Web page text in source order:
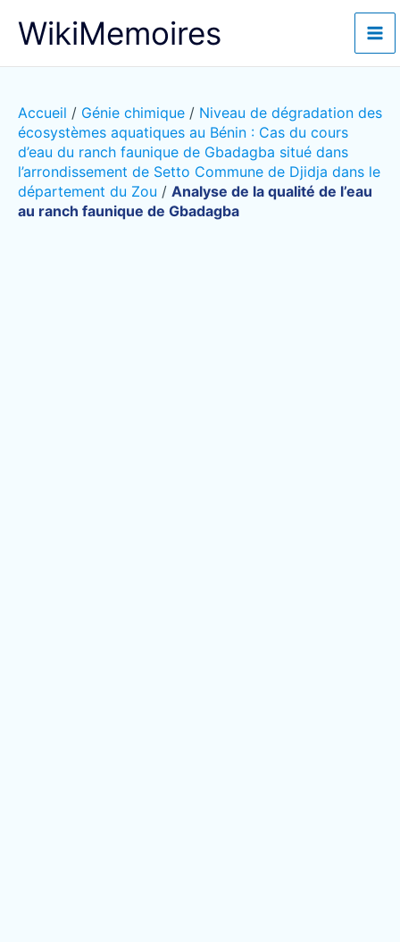
WikiMemoires
Accueil / Génie chimique / Niveau de dégradation des
écosystèmes aquatiques au Bénin : Cas du cours
d’eau du ranch faunique de Gbadagba situé dans
l’arrondissement de Setto Commune de Djidja dans le
département du Zou / Analyse de la qualité de l’eau
au ranch faunique de Gbadagba